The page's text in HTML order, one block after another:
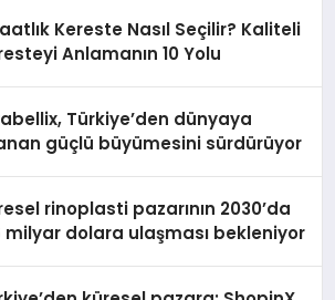
Kereste Nasıl Seçilir? Kaliteli
Anlamanın 10 Yolu
Türkiye’den dünyaya
güçlü büyümesini sürdürüyor
rinoplasti pazarının 2030’da
milyar dolara ulaşması bekleniyor